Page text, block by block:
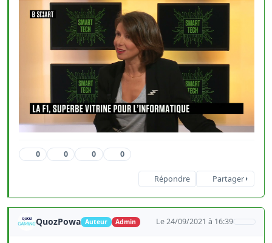
0 0 0 0
Répondre Partager
QuozPowa Auteur Admin Le 24/09/2021 à 16:39